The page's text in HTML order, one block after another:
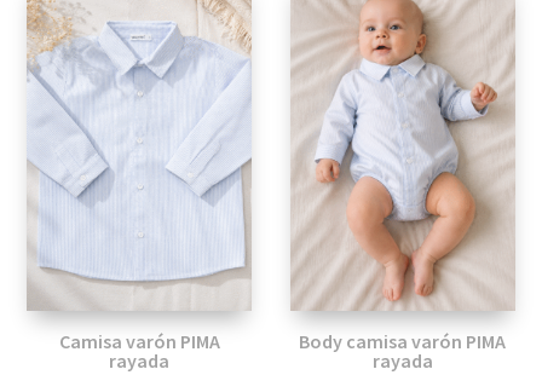
$2,690.00.
Camisa varón PIMA
rayada
Body camisa varón PIMA
rayada